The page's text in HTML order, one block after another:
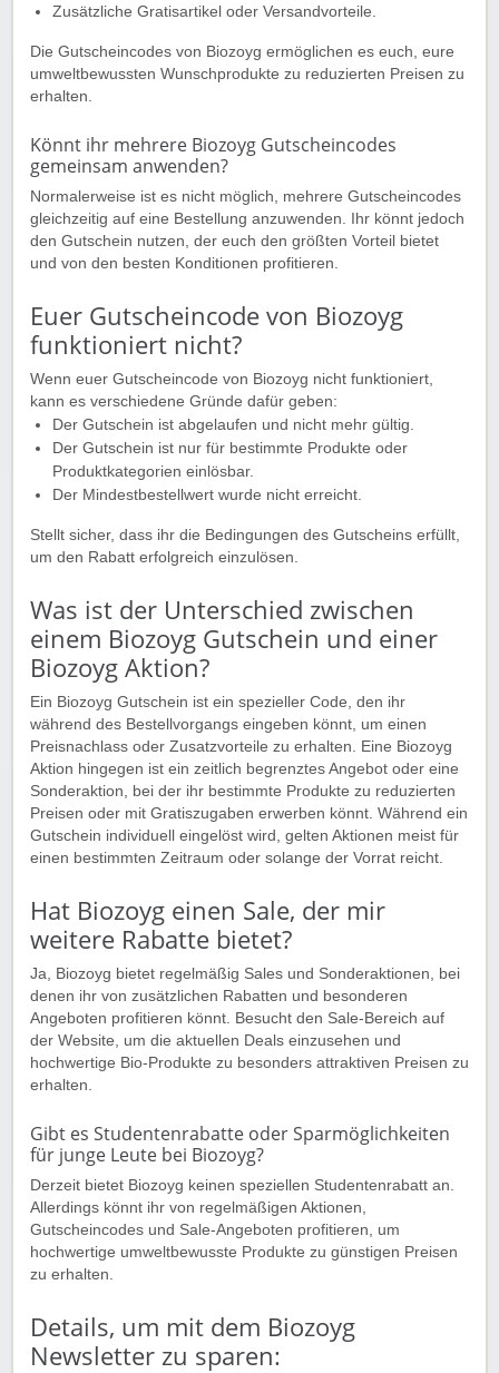
Zusätzliche Gratisartikel oder Versandvorteile.
Die Gutscheincodes von Biozoyg ermöglichen es euch, eure
umweltbewussten Wunschprodukte zu reduzierten Preisen zu
erhalten.
Könnt ihr mehrere Biozoyg Gutscheincodes
gemeinsam anwenden?
Normalerweise ist es nicht möglich, mehrere Gutscheincodes
gleichzeitig auf eine Bestellung anzuwenden. Ihr könnt jedoch
den Gutschein nutzen, der euch den größten Vorteil bietet
und von den besten Konditionen profitieren.
Euer Gutscheincode von Biozoyg
funktioniert nicht?
Wenn euer Gutscheincode von Biozoyg nicht funktioniert,
kann es verschiedene Gründe dafür geben:
Der Gutschein ist abgelaufen und nicht mehr gültig.
Der Gutschein ist nur für bestimmte Produkte oder
Produktkategorien einlösbar.
Der Mindestbestellwert wurde nicht erreicht.
Stellt sicher, dass ihr die Bedingungen des Gutscheins erfüllt,
um den Rabatt erfolgreich einzulösen.
Was ist der Unterschied zwischen
einem Biozoyg Gutschein und einer
Biozoyg Aktion?
Ein Biozoyg Gutschein ist ein spezieller Code, den ihr
während des Bestellvorgangs eingeben könnt, um einen
Preisnachlass oder Zusatzvorteile zu erhalten. Eine Biozoyg
Aktion hingegen ist ein zeitlich begrenztes Angebot oder eine
Sonderaktion, bei der ihr bestimmte Produkte zu reduzierten
Preisen oder mit Gratiszugaben erwerben könnt. Während ein
Gutschein individuell eingelöst wird, gelten Aktionen meist für
einen bestimmten Zeitraum oder solange der Vorrat reicht.
Hat Biozoyg einen Sale, der mir
weitere Rabatte bietet?
Ja, Biozoyg bietet regelmäßig Sales und Sonderaktionen, bei
denen ihr von zusätzlichen Rabatten und besonderen
Angeboten profitieren könnt. Besucht den Sale-Bereich auf
der Website, um die aktuellen Deals einzusehen und
hochwertige Bio-Produkte zu besonders attraktiven Preisen zu
erhalten.
Gibt es Studentenrabatte oder Sparmöglichkeiten
für junge Leute bei Biozoyg?
Derzeit bietet Biozoyg keinen speziellen Studentenrabatt an.
Allerdings könnt ihr von regelmäßigen Aktionen,
Gutscheincodes und Sale-Angeboten profitieren, um
hochwertige umweltbewusste Produkte zu günstigen Preisen
zu erhalten.
Details, um mit dem Biozoyg
Newsletter zu sparen: